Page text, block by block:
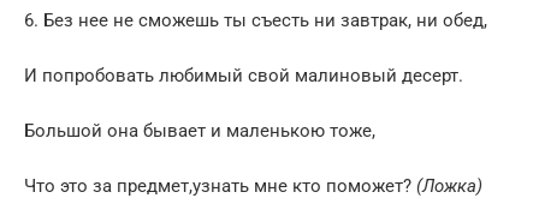
6. Без нее не сможешь ты съесть ни завтрак, ни обед,
И попробовать любимый свой малиновый десерт.
Большой она бывает и маленькою тоже,
Что это за предмет,узнать мне кто поможет? (Ложка)